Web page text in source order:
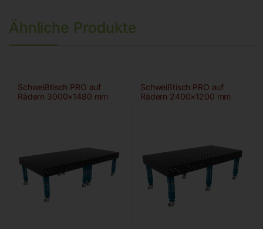
Ähnliche Produkte
Schweißtisch PRO auf
Rädern 3000×1480 mm
Schweißtisch PRO auf
Rädern 2400×1200 mm